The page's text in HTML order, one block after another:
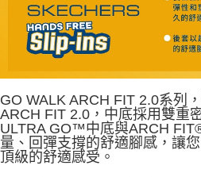
GO WALK ARCH FIT 2.0系列
ARCH FIT 2.0，中底採用雙重
ULTRA GO™中底與ARCH
量、回彈支撐的舒適腳感，讓
頂級的舒適感受。